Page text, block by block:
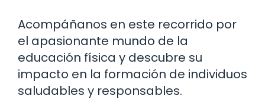
Acompáñanos en este recorrido por
el apasionante mundo de la
educación física y descubre su
impacto en la formación de individuos
saludables y responsables.